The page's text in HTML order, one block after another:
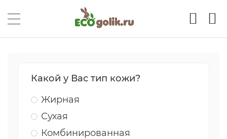
Какой у Вас тип кожи?
Жирная
Сухая
Комбинированная